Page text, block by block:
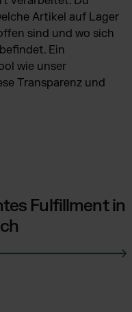
Artikel auf Lager
sind und wo sich
Ein
wie unser
Transparenz und
Fulfillment in